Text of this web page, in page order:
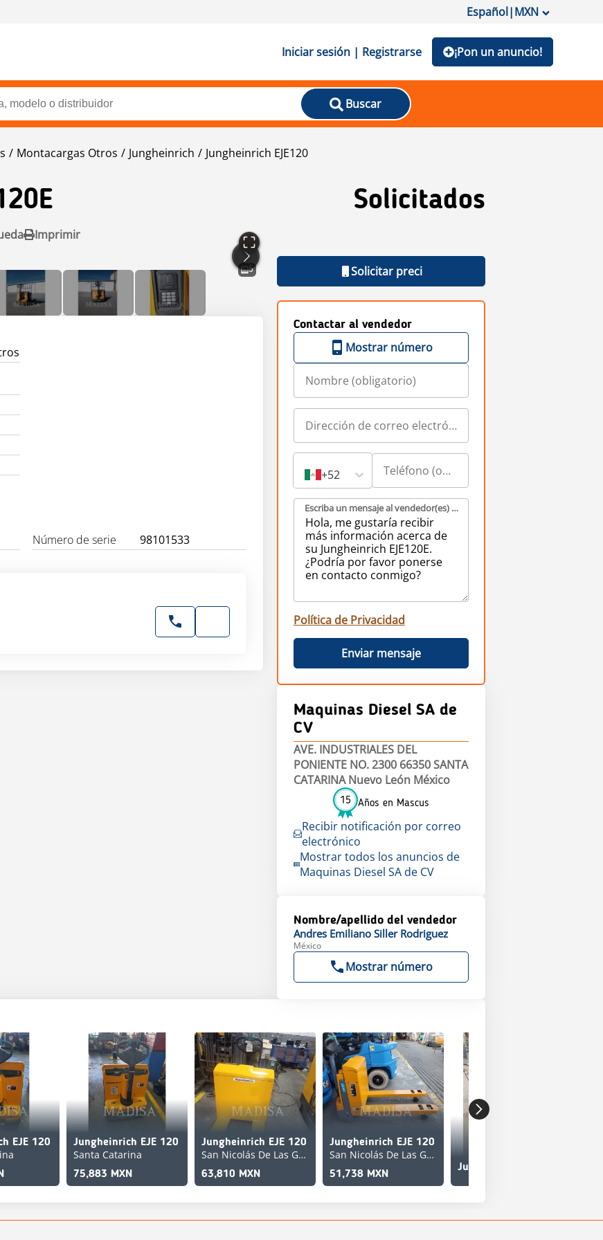
Español|MXN
Iniciar sesión | Registrarse ¡Pon un anuncio!
Buscar
Montacargas Otros Jungheinrich Jungheinrich EJE120
Solicitados
Imprimir
5
Número de serie 98101533
Solicitar preci
Contactar al vendedor
Mostrar número
+52
Escriba un mensaje al vendedor(es) (obligatorio)
Política de Privacidad
Enviar mensaje
Maquinas Diesel SA de
CV
AVE. INDUSTRIALES DEL
PONIENTE NO. 2300 66350 SANTA
CATARINA Nuevo León México
15 Años en Mascus
Recibir notificación por correo
electrónico
Mostrar todos los anuncios de
Maquinas Diesel SA de CV
Nombre/apellido del vendedor
Andres Emiliano Siller Rodriguez
México
Mostrar número
EJE 120 Jungheinrich EJE 120
Santa Catarina
75,883 MXN
Jungheinrich EJE 120
San Nicolás De Las Garza
63,810 MXN
Jungheinrich EJE 120
San Nicolás De Las Garza
51,738 MXN
Jungheinrich EJE120E